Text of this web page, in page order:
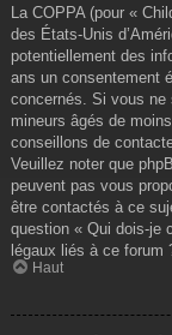
La COPPA (pour «
des États-Unis
potentiellement des
ans un consentement
concernés. Si vous ne
mineurs âgés de
conseillons de
Veuillez noter que
peuvent pas vous
être contactés à ce
question « Qui dois-je
légaux liés à ce forum
Haut